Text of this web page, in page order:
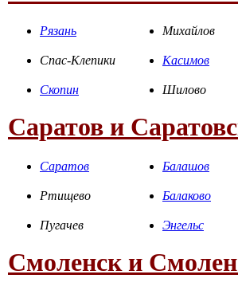
Рязань Михайлов
Спас-Клепики Касимов
Скопин Шилово
Саратов и
Саратов Балашов
Ртищево Балаково
Пугачев Энгельс
Смоленск и